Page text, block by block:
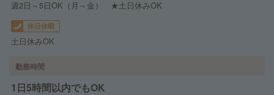
週2日～5日OK（月～金） ★土日休みOK
休日休暇
土日休みOK
勤務時間
1日5時間以内でもOK